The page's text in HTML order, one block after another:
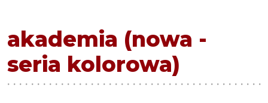
akademia (nowa -
seria kolorowa)